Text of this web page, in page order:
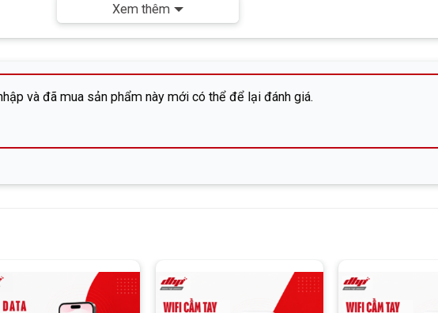
qua phần mềm hack dung lượng bị nhà mạng quét và khóa Sim thì chúng tôi
cần đăng ký lại sim từ đầu.
6-13, Tatemachi bulding 203
Mobile
Xem thêm
và đã mua sản phẩm này mới có thể để lại đánh giá.